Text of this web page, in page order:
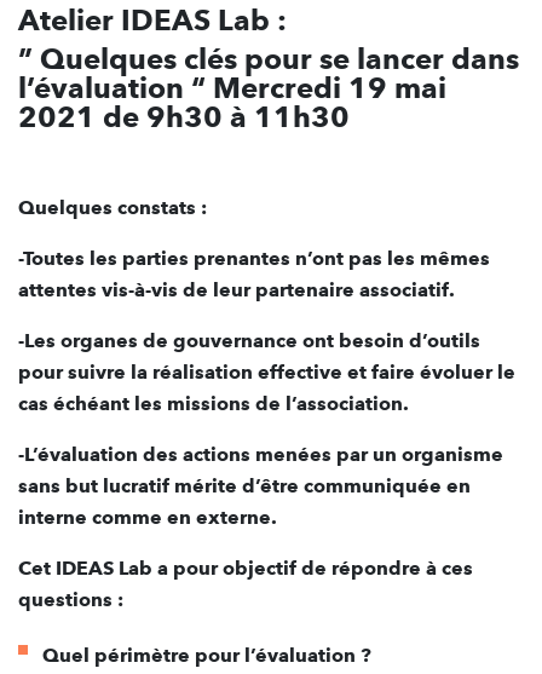
Atelier IDEAS Lab :
” Quelques clés pour se lancer dans
l’évaluation “ Mercredi 19 mai
2021 de 9h30 à 11h30
Quelques constats :
-Toutes les parties prenantes n’ont pas les mêmes
attentes vis-à-vis de leur partenaire associatif.
-Les organes de gouvernance ont besoin d’outils
pour suivre la réalisation effective et faire évoluer le
cas échéant les missions de l’association.
-L’évaluation des actions menées par un organisme
sans but lucratif mérite d’être communiquée en
interne comme en externe.
Cet IDEAS Lab a pour objectif de répondre à ces
questions :
Quel périmètre pour l’évaluation ?